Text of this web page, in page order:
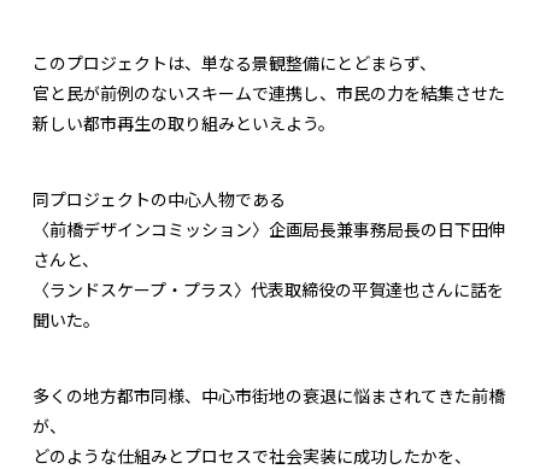
このプロジェクトは、単なる景観整備にとどまらず、
官と民が前例のないスキームで連携し、市民の力を結集させた
新しい都市再生の取り組みといえよう。
同プロジェクトの中心人物である
〈前橋デザインコミッション〉企画局長兼事務局長の日下田伸
さんと、
〈ランドスケープ・プラス〉代表取締役の平賀達也さんに話を
聞いた。
多くの地方都市同様、中心市街地の衰退に悩まされてきた前橋
が、
どのような仕組みとプロセスで社会実装に成功したかを、